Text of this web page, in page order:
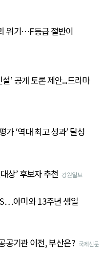
위기…F등급 절반이
’ 공개 토론 제안...드라마
‘역대 최고 성과’ 달성
상’ 후보자 추천 강원일보
아미와 13주년 생일
공기관 이전, 부산은? 국제신문